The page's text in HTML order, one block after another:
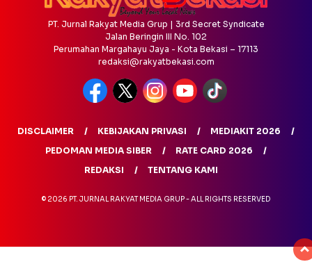
PT. Jurnal Rakyat Media Grup | 3rd Secret Syndicate
Jalan Beringin III No. 102
Perumahan Margahayu Jaya - Kota Bekasi – 17113
redaksi@rakyatbekasi.com
DISCLAIMER KEBIJAKAN PRIVASI
MEDIAKIT 2026
PEDOMAN MEDIA SIBER
RATE CARD 2026
REDAKSI
TENTANG KAMI
© 2026 PT. JURNAL RAKYAT MEDIA GRUP - ALL RIGHTS RESERVED